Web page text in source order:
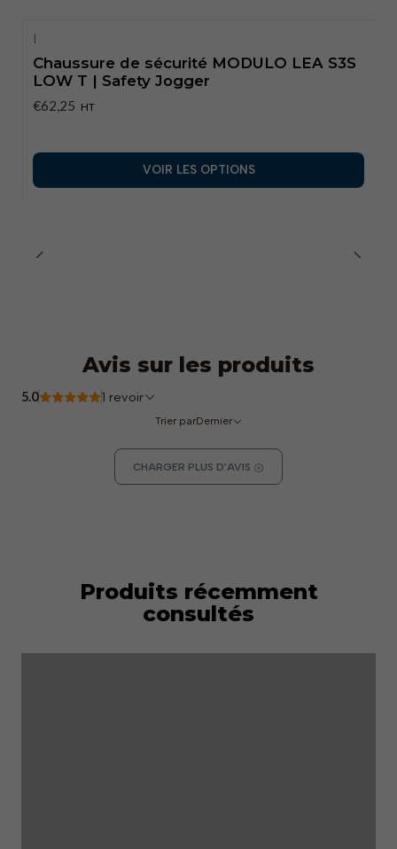
Semelle extérieure: Caoutchouc (NBR) avec
technologie Tiger Grip.
Embout
Tailles disponibles: EU 35–50.
Normes de sécurité: EN ISO 20345:2022+A1:2024,
|
Chaussure de sécurité MODULO LEA S3S
LOW T | Safety Jogger
€62,25 HT
VOIR LES OPTIONS
Avis sur les produits
5.0 1 revoir
Trier parDernier
CHARGER PLUS D'AVIS
Produits récemment
consultés